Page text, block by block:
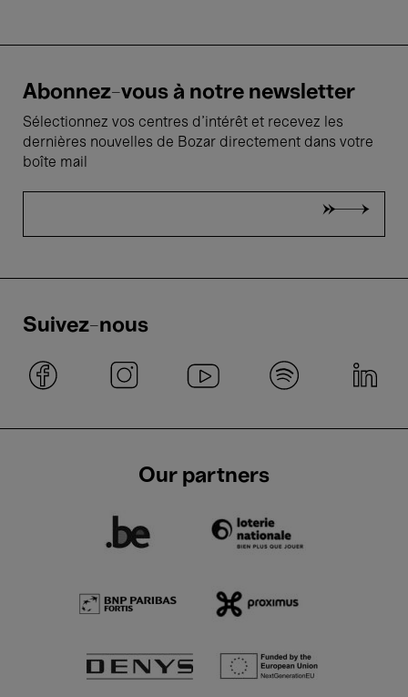
Abonnez-vous à notre newsletter
Sélectionnez vos centres d'intérêt et recevez les
dernières nouvelles de Bozar directement dans votre
boîte mail
Suivez-nous
Our partners